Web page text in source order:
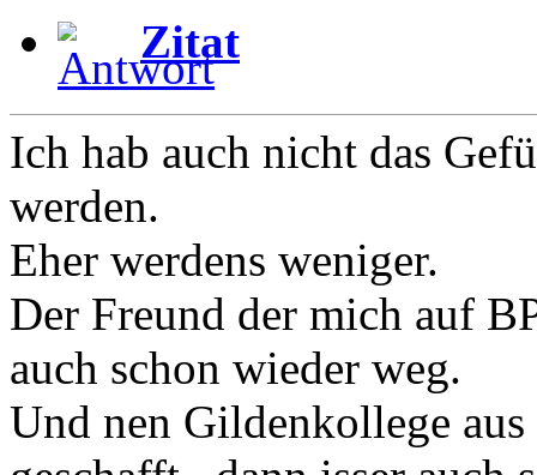
Zitat
Ich hab auch nicht das
werden.
Eher werdens weniger.
Der Freund der mich auf
auch schon wieder weg.
Und nen Gildenkollege